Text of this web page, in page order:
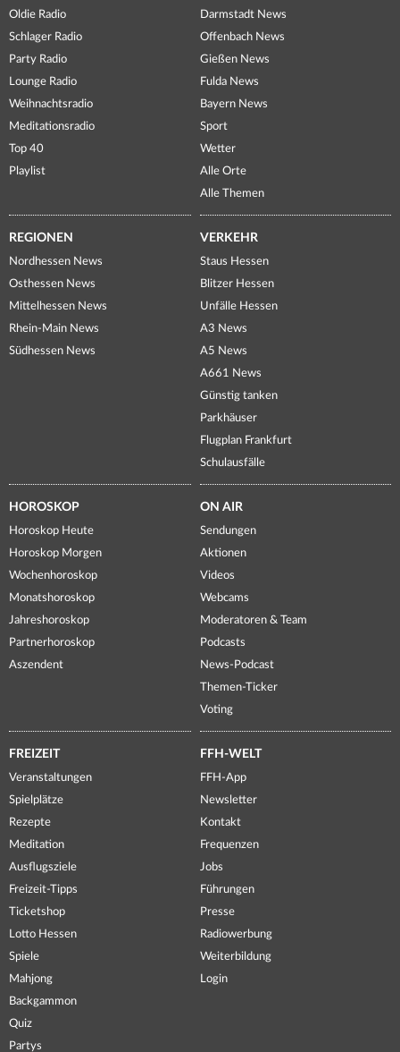
Oldie Radio
Schlager Radio
Party Radio
Lounge Radio
Weihnachtsradio
Meditationsradio
Top 40
Playlist
Darmstadt News
Offenbach News
Gießen News
Fulda News
Bayern News
Sport
Wetter
Alle Orte
Alle Themen
REGIONEN
Nordhessen News
Osthessen News
Mittelhessen News
Rhein-Main News
Südhessen News
VERKEHR
Staus Hessen
Blitzer Hessen
Unfälle Hessen
A3 News
A5 News
A661 News
Günstig tanken
Parkhäuser
Flugplan Frankfurt
Schulausfälle
HOROSKOP
Horoskop Heute
Horoskop Morgen
Wochenhoroskop
Monatshoroskop
Jahreshoroskop
Partnerhoroskop
Aszendent
ON AIR
Sendungen
Aktionen
Videos
Webcams
Moderatoren & Team
Podcasts
News-Podcast
Themen-Ticker
Voting
FREIZEIT
Veranstaltungen
Spielplätze
Rezepte
Meditation
Ausflugsziele
Freizeit-Tipps
Ticketshop
Lotto Hessen
Spiele
Mahjong
Backgammon
Quiz
Partys
FFH-WELT
FFH-App
Newsletter
Kontakt
Frequenzen
Jobs
Führungen
Presse
Radiowerbung
Weiterbildung
Login